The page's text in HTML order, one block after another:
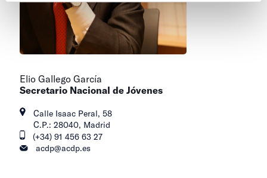
Elio Gallego García
Secretario Nacional de Jóvenes
Calle Isaac Peral, 58
C.P.: 28040, Madrid
(+34) 91 456 63 27
acdp@acdp.es